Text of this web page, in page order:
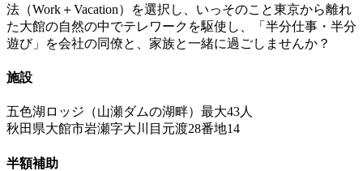
法（Work＋Vacation）を選択し、いっそのこと東京から離れ
た大館の自然の中でテレワークを駆使し、「半分仕事・半分
遊び」を会社の同僚と、家族と一緒に過ごしませんか？
施設
五色湖ロッジ（山瀬ダムの湖畔）最大43人
秋田県大館市岩瀬字大川目元渡28番地14
半額補助